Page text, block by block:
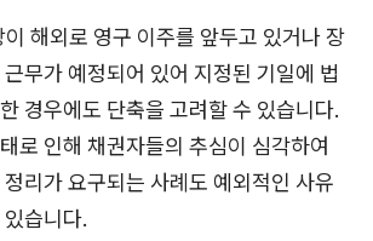
해외로 영구 이주를 앞두고 있거나 장
무가 예정되어 있어 지정된 기일에 법
경우에도 단축을 고려할 수 있습니다.
로 인해 채권자들의 추심이 심각하여
리가 요구되는 사례도 예외적인 사유
습니다.